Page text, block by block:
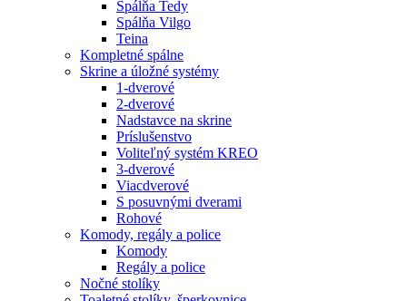
Spálňa Tedy
Spálňa Vilgo
Teina
Kompletné spálne
Skrine a úložné systémy
1-dverové
2-dverové
Nadstavce na skrine
Príslušenstvo
Voliteľný systém KREO
3-dverové
Viacdverové
S posuvnými dverami
Rohové
Komody, regály a police
Komody
Regály a police
Nočné stolíky